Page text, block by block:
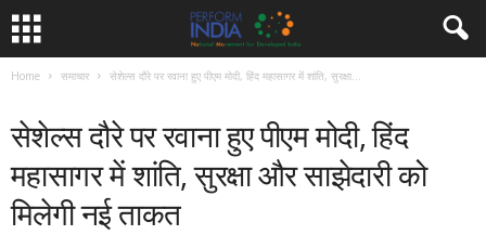
Home समाचार सेशेल्स दौरे पर रवाना हुए पीएम मोदी, हिंद महासागर में शांति, सुरक्षा...
सेशेल्स दौरे पर रवाना हुए पीएम मोदी, हिंद
महासागर में शांति, सुरक्षा और साझेदारी को
मिलेगी नई ताकत